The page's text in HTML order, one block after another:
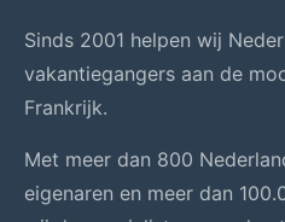
Sinds 2001 helpen wij
vakantiegangers aan de
Frankrijk.
Met meer dan 800
eigenaren en meer dan